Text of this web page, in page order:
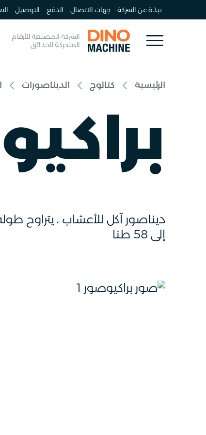
نبذة عن الشركة جهات الاتصال الدفع التوصيل
الشركة المصنعة للأرقام
المتحركة للحدائق
الرئيسية كتالوج الديناصورات
إلى 58 طنا